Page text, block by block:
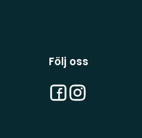
Följ oss
Facebook
Instagram